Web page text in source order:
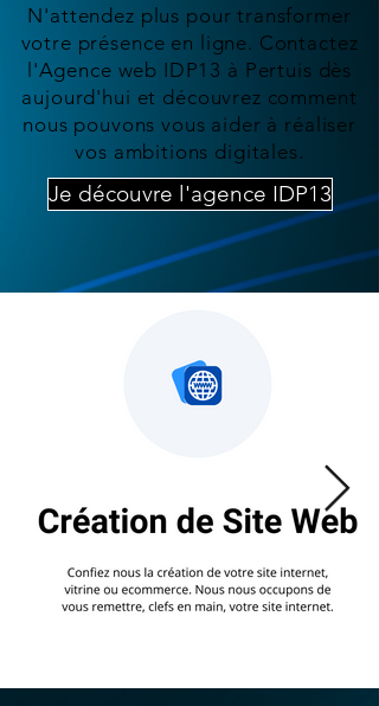
N'attendez plus pour transformer
votre présence en ligne. Contactez
l'Agence web IDP13 à Pertuis dès
aujourd'hui et découvrez comment
nous pouvons vous aider à réaliser
vos ambitions digitales.
Je découvre l'agence IDP13